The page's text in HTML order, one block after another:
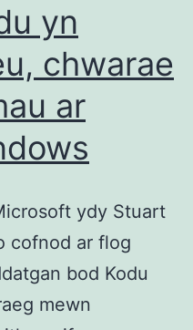
yn
chwarae
ar
ydy Stuart
cofnod ar flog
bod Kodu
mewn